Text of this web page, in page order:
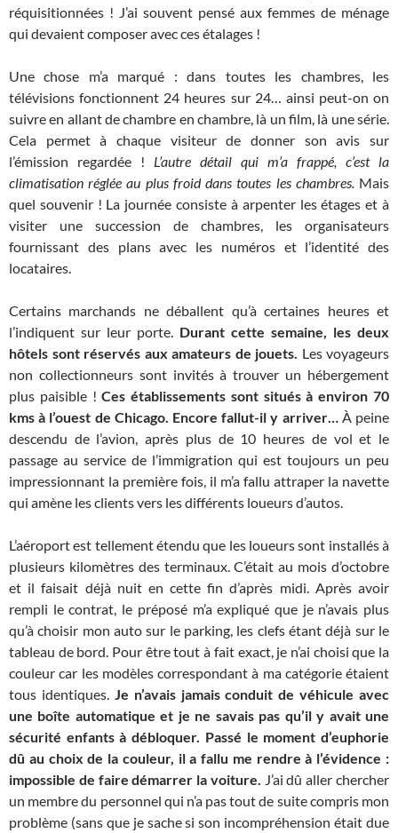
réquisitionnées ! J’ai souvent pensé aux femmes de ménage
qui devaient composer avec ces étalages !
Une chose m’a marqué : dans toutes les chambres, les
télévisions fonctionnent 24 heures sur 24… ainsi peut-on on
suivre en allant de chambre en chambre, là un film, là une série.
Cela permet à chaque visiteur de donner son avis sur
l’émission regardée ! L’autre détail qui m’a frappé, c’est la
climatisation réglée au plus froid dans toutes les chambres. Mais
quel souvenir ! La journée consiste à arpenter les étages et à
visiter une succession de chambres, les organisateurs
fournissant des plans avec les numéros et l’identité des
locataires.
Certains marchands ne déballent qu’à certaines heures et
l’indiquent sur leur porte. Durant cette semaine, les deux
hôtels sont réservés aux amateurs de jouets. Les voyageurs
non collectionneurs sont invités à trouver un hébergement
plus paisible !Ces établissements sont situés à environ 70
kms à l’ouest de Chicago. Encore fallut-il y arriver…
À peine
descendu de l’avion, après plus de 10 heures de vol et le
passage au service de l’immigration qui est toujours un peu
impressionnant la première fois, il m’a fallu attraper la navette
qui amène les clients vers les différents loueurs d’autos.
L’aéroport est tellement étendu que les loueurs sont installés à
plusieurs kilomètres des terminaux. C’était au mois d’octobre
et il faisait déjà nuit en cette fin d’après midi. Après avoir
rempli le contrat, le préposé m’a expliqué que je n’avais plus
qu’à choisir mon auto sur le parking, les clefs étant déjà sur le
tableau de bord. Pour être tout à fait exact, je n’ai choisi que la
couleur car les modèles correspondant à ma catégorie étaient
tous identiques.
Je n’avais jamais conduit de véhicule avec
une boîte automatique et je ne savais pas qu’il y avait une
sécurité enfants à débloquer. Passé le moment d’euphorie
dû au choix de la couleur, il a fallu me rendre à l’évidence :
impossible de faire démarrer la voiture.
J’ai dû aller chercher
un membre du personnel qui n’a pas tout de suite compris mon
problème (sans que je sache si son incompréhension était due